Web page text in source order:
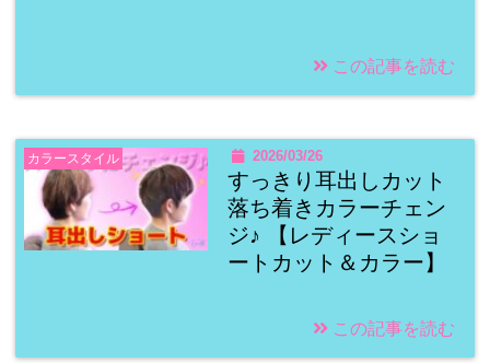
この記事を読む
カラースタイル 2026/03/26
すっきり耳出しカット
落ち着きカラーチェン
ジ♪ 【レディースショ
ートカット＆カラー】
この記事を読む